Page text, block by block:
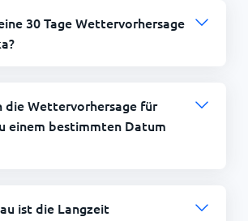
30 Tage Wettervorhersage
die Wettervorhersage für
einem bestimmten Datum
ist die Langzeit